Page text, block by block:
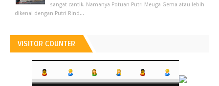
sangat cantik. Namanya Potuan Putri Meuga Gema atau lebih
dikenal dengan Putri Rind...
VISITOR COUNTER